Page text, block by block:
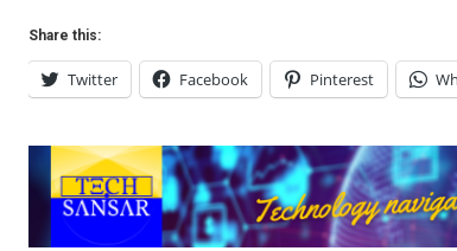
Share this:
Twitter Facebook Pinterest